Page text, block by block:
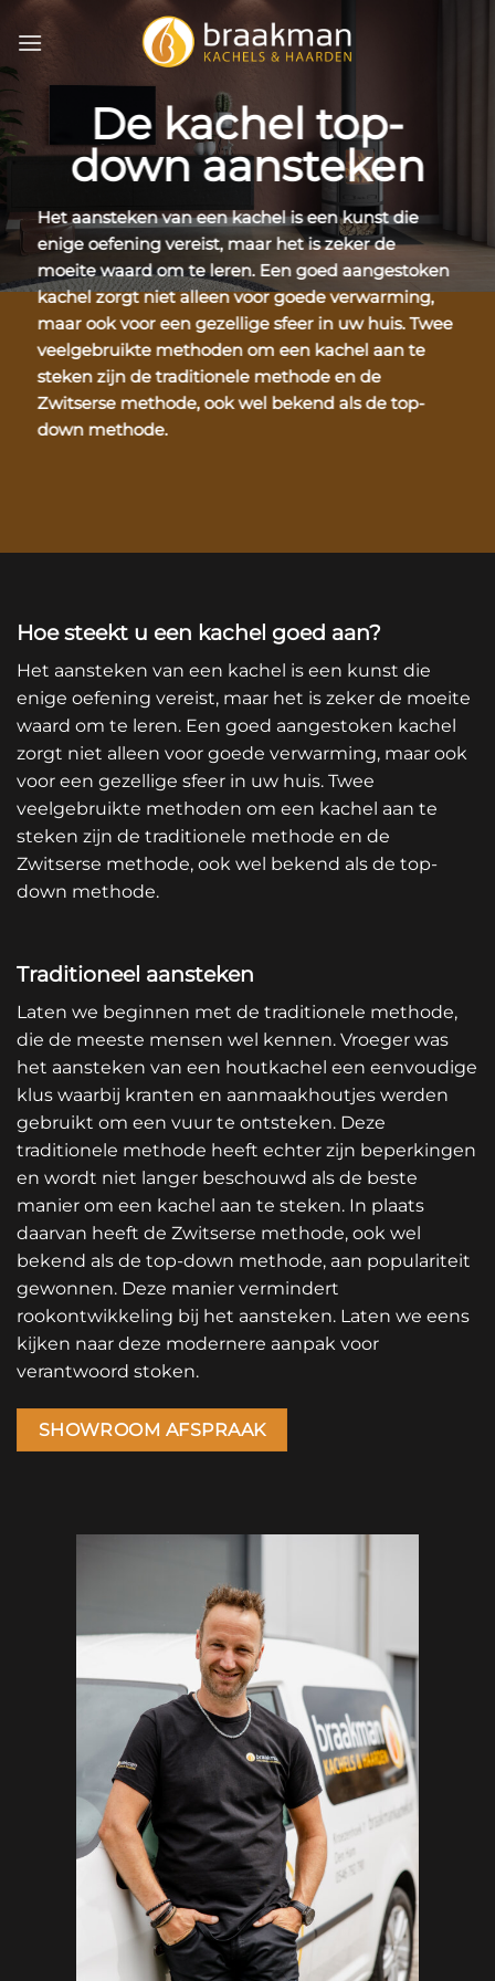
naar
inhoud
De kachel top-
down aansteken
Het aansteken van een kachel is een kunst die
enige oefening vereist, maar het is zeker de
moeite waard om te leren. Een goed aangestoken
kachel zorgt niet alleen voor goede verwarming,
maar ook voor een gezellige sfeer in uw huis. Twee
veelgebruikte methoden om een kachel aan te
steken zijn de traditionele methode en de
Zwitserse methode, ook wel bekend als de top-
down methode.
Hoe steekt u een kachel goed aan?
Het aansteken van een kachel is een kunst die
enige oefening vereist, maar het is zeker de moeite
waard om te leren. Een goed aangestoken kachel
zorgt niet alleen voor goede verwarming, maar ook
voor een gezellige sfeer in uw huis. Twee
veelgebruikte methoden om een kachel aan te
steken zijn de traditionele methode en de
Zwitserse methode, ook wel bekend als de top-
down methode.
Traditioneel aansteken
Laten we beginnen met de traditionele methode,
die de meeste mensen wel kennen. Vroeger was
het aansteken van een houtkachel een eenvoudige
klus waarbij kranten en aanmaakhoutjes werden
gebruikt om een vuur te ontsteken. Deze
traditionele methode heeft echter zijn beperkingen
en wordt niet langer beschouwd als de beste
manier om een kachel aan te steken. In plaats
daarvan heeft de Zwitserse methode, ook wel
bekend als de top-down methode, aan populariteit
gewonnen. Deze manier vermindert
rookontwikkeling bij het aansteken. Laten we eens
kijken naar deze modernere aanpak voor
verantwoord stoken.
SHOWROOM AFSPRAAK